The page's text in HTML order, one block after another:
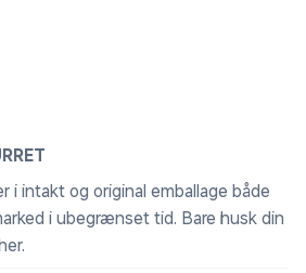
i intakt og original emballage både
i ubegrænset tid. Bare husk din
.